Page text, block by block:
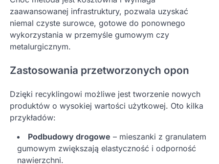
zaawansowanej infrastruktury, pozwala uzyskać
niemal czyste surowce, gotowe do ponownego
wykorzystania w przemyśle gumowym czy
metalurgicznym.
Zastosowania przetworzonych opon
Dzięki recyklingowi możliwe jest tworzenie nowych
produktów o wysokiej wartości użytkowej. Oto kilka
przykładów:
Podbudowy drogowe – mieszanki z granulatem
gumowym zwiększają elastyczność i odporność
nawierzchni.